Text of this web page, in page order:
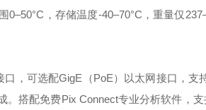
，存储温度-40–70°C，重量仅
，可选配GigE（PoE）以太网接口，支
搭配免费Pix Connect专业分析软件，